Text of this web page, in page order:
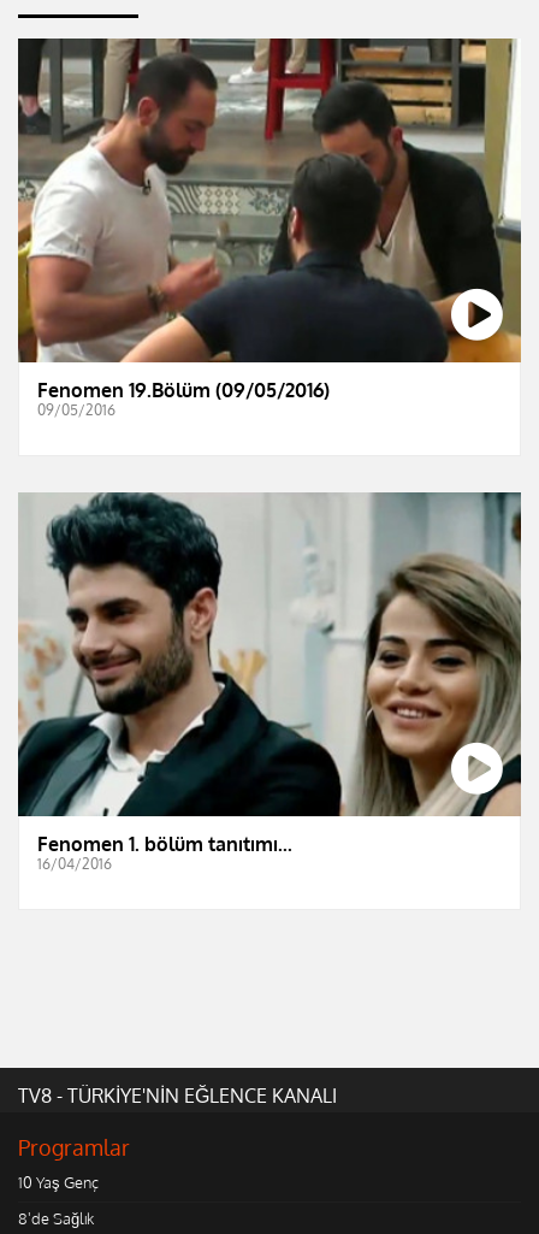
Fenomen 19.Bölüm (09/05/2016)
09/05/2016
Fenomen 1. bölüm tanıtımı...
16/04/2016
TV8 - TÜRKİYE'NİN EĞLENCE KANALI
Programlar
10 Yaş Genç
8'de Sağlık